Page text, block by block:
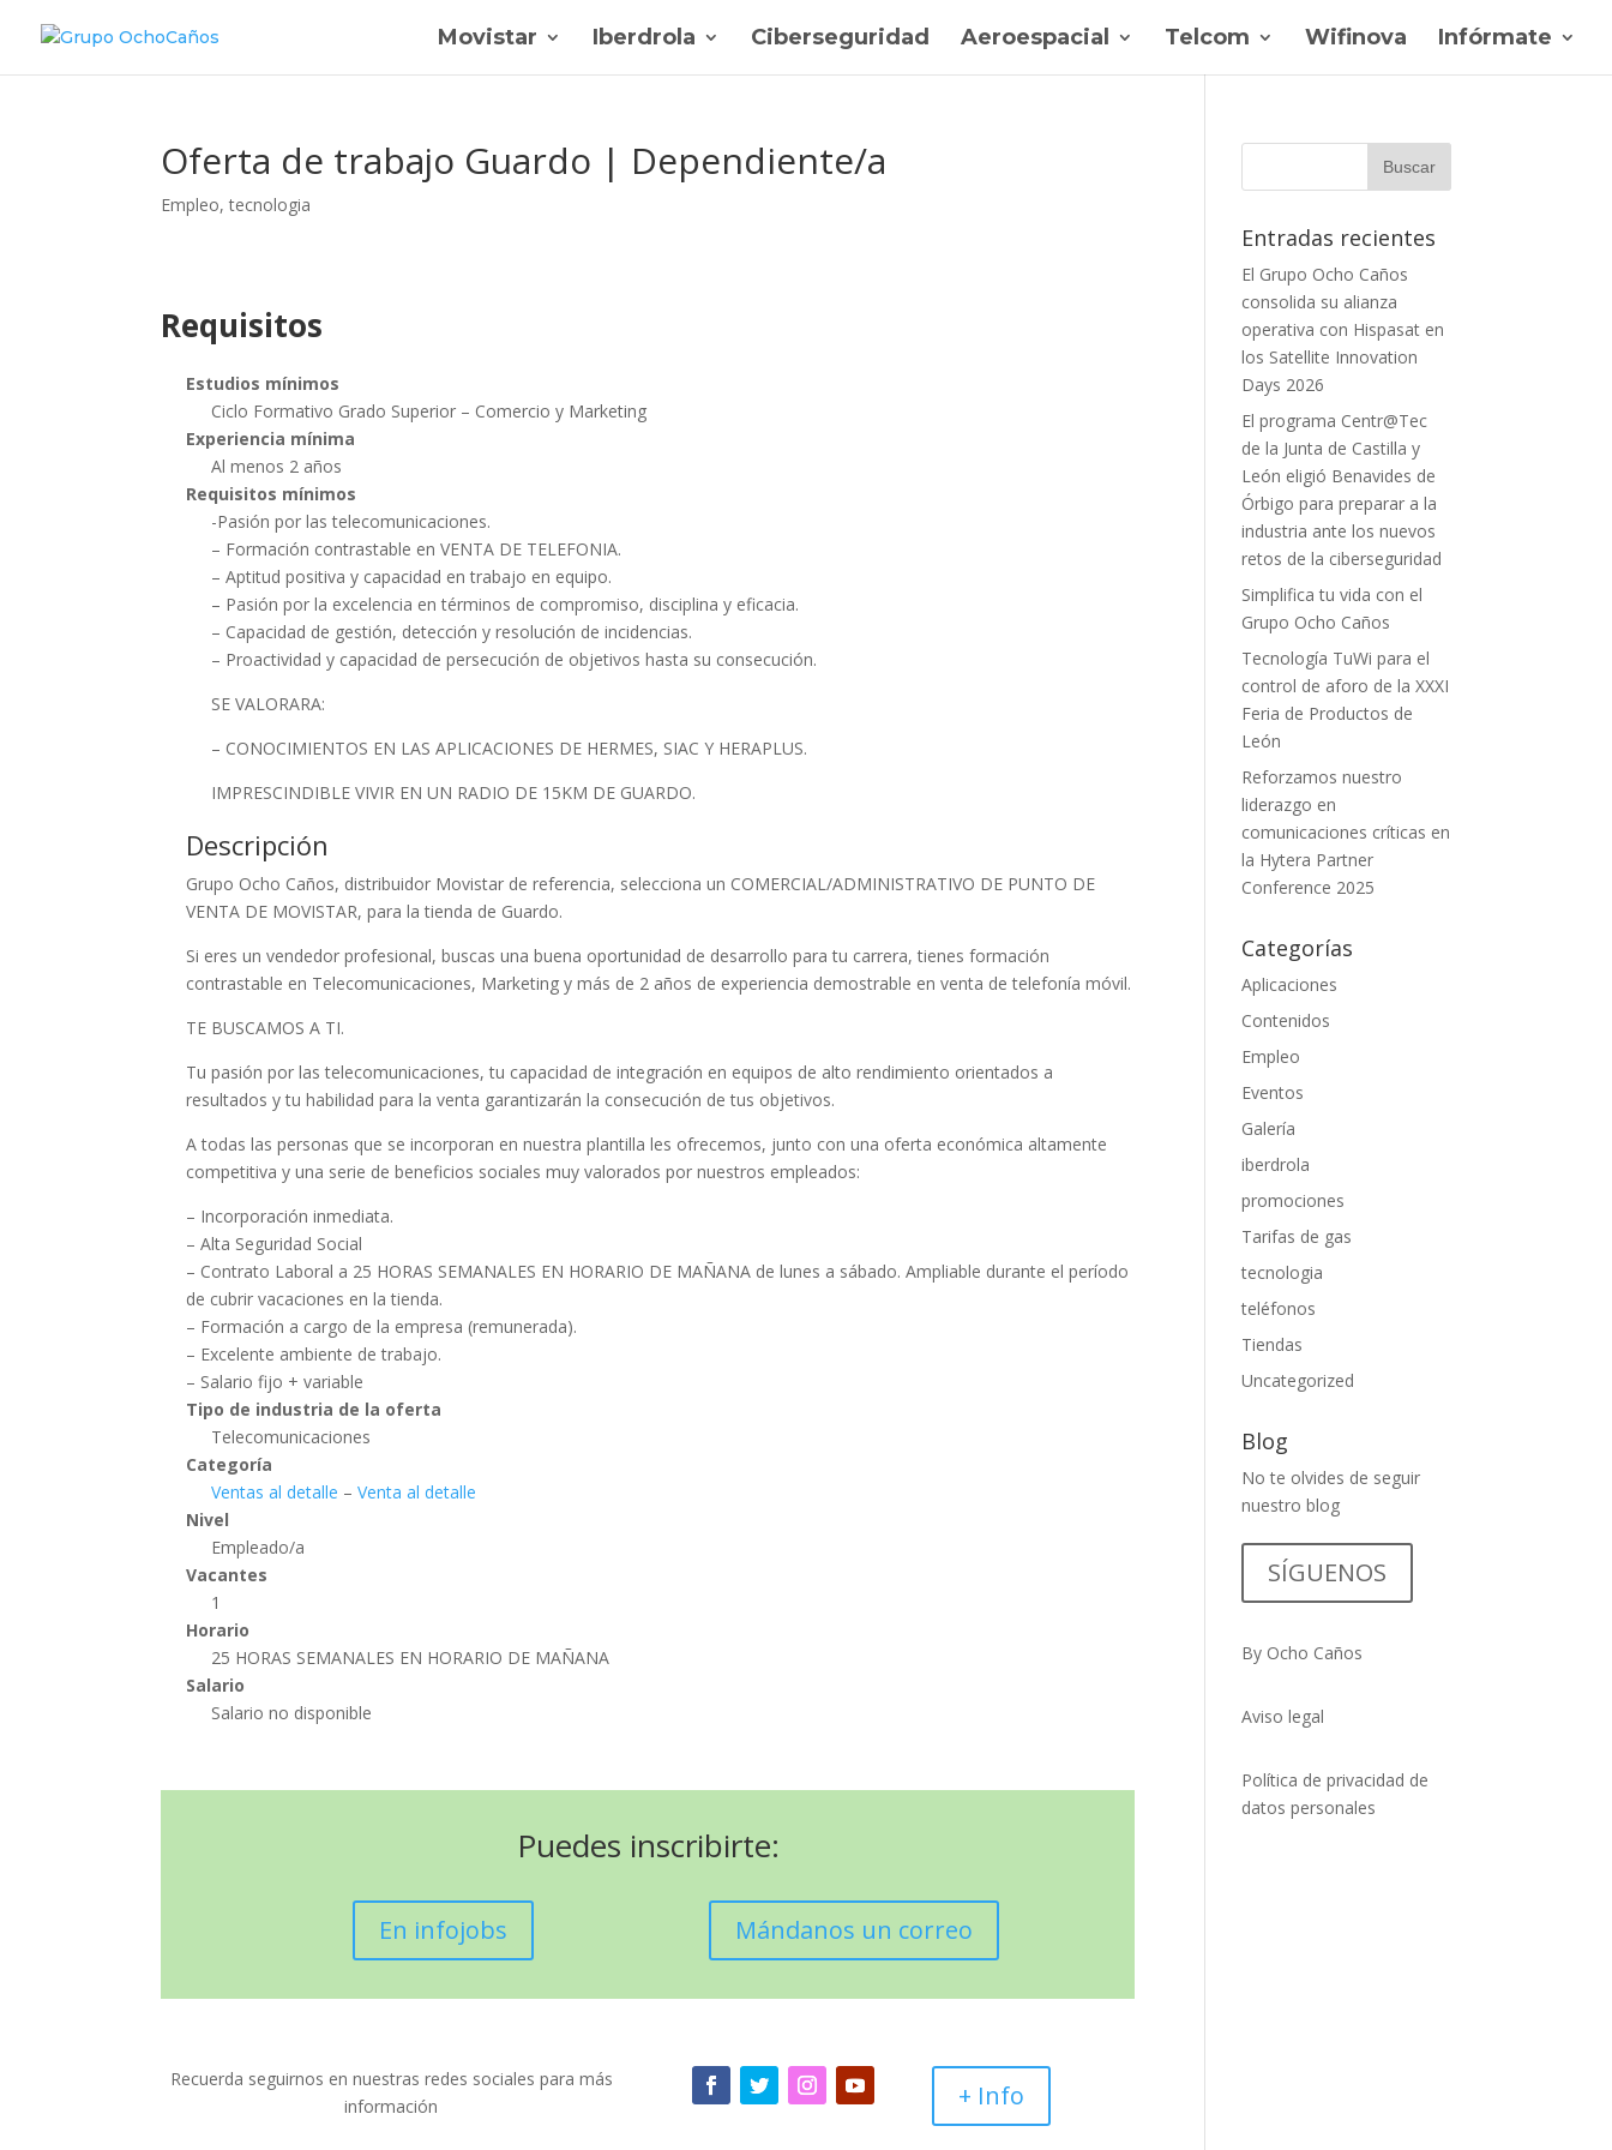
Movistar Iberdrola Ciberseguridad Aeroespacial Telcom Wifinova Infórmate
Oferta de trabajo Guardo | Dependiente/a
Empleo,tecnologia
Requisitos
Estudios mínimos
Ciclo Formativo Grado Superior – Comercio y Marketing
Experiencia mínima
Al menos 2 años
Requisitos mínimos
-Pasión por las telecomunicaciones.
– Formación contrastable en VENTA DE TELEFONIA.
– Aptitud positiva y capacidad en trabajo en equipo.
– Pasión por la excelencia en términos de compromiso, disciplina y eficacia.
– Capacidad de gestión, detección y resolución de incidencias.
– Proactividad y capacidad de persecución de objetivos hasta su consecución.
SE VALORARA:
– CONOCIMIENTOS EN LAS APLICACIONES DE HERMES, SIAC Y HERAPLUS.
IMPRESCINDIBLE VIVIR EN UN RADIO DE 15KM DE GUARDO.
Descripción
Grupo Ocho Caños, distribuidor Movistar de referencia, selecciona un COMERCIAL/ADMINISTRATIVO DE PUNTO DE
VENTA DE MOVISTAR, para la tienda de Guardo.
Si eres un vendedor profesional, buscas una buena oportunidad de desarrollo para tu carrera, tienes formación
contrastable en Telecomunicaciones, Marketing y más de 2 años de experiencia demostrable en venta de telefonía móvil.
TE BUSCAMOS A TI.
Tu pasión por las telecomunicaciones, tu capacidad de integración en equipos de alto rendimiento orientados a
resultados y tu habilidad para la venta garantizarán la consecución de tus objetivos.
A todas las personas que se incorporan en nuestra plantilla les ofrecemos, junto con una oferta económica altamente
competitiva y una serie de beneficios sociales muy valorados por nuestros empleados:
– Incorporación inmediata.
– Alta Seguridad Social
– Contrato Laboral a 25 HORAS SEMANALES EN HORARIO DE MAÑANA de lunes a sábado. Ampliable durante el período
de cubrir vacaciones en la tienda.
– Formación a cargo de la empresa (remunerada).
– Excelente ambiente de trabajo.
– Salario fijo + variable
Tipo de industria de la oferta
Telecomunicaciones
Categoría
Ventas al detalle –Venta al detalle
Nivel
Empleado/a
Vacantes
1
Horario
25 HORAS SEMANALES EN HORARIO DE MAÑANA
Salario
Salario no disponible
Puedes inscribirte:
En infojobs Mándanos un correo
Recuerda seguirnos en nuestras redes sociales para más
información
+ Info
Entradas recientes
El Grupo Ocho Caños
consolida su alianza
operativa con Hispasat en
los Satellite Innovation
Days 2026
El programa Centr@Tec
de la Junta de Castilla y
León eligió Benavides de
Órbigo para preparar a la
industria ante los nuevos
retos de la ciberseguridad
Simplifica tu vida con el
Grupo Ocho Caños
Tecnología TuWi para el
control de aforo de la XXXI
Feria de Productos de
León
Reforzamos nuestro
liderazgo en
comunicaciones críticas en
la Hytera Partner
Conference 2025
Categorías
Aplicaciones
Contenidos
Empleo
Eventos
Galería
iberdrola
promociones
Tarifas de gas
tecnologia
teléfonos
Tiendas
Uncategorized
Blog
No te olvides de seguir
nuestro blog
SÍGUENOS
By Ocho Caños
Aviso legal
Política de privacidad de
datos personales